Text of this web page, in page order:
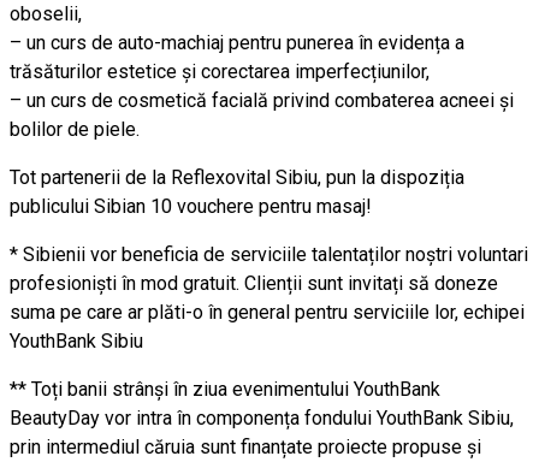
oboselii,
– un curs de auto-machiaj pentru punerea în evidența a
trăsăturilor estetice și corectarea imperfecțiunilor,
– un curs de cosmetică facială privind combaterea acneei și
bolilor de piele.
Tot partenerii de la Reflexovital Sibiu, pun la dispoziția
publicului Sibian 10 vouchere pentru masaj!
* Sibienii vor beneficia de serviciile talentaților noștri voluntari
profesioniști în mod gratuit. Clienții sunt invitați să doneze
suma pe care ar plăti-o în general pentru serviciile lor, echipei
YouthBank Sibiu
** Toți banii strânși în ziua evenimentului YouthBank
BeautyDay vor intra în componența fondului YouthBank Sibiu,
prin intermediul căruia sunt finanțate proiecte propuse și